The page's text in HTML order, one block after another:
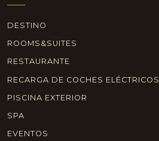
DESTINO
ROOMS&SUITES
RESTAURANTE
RECARGA DE COCHES ELÉCTRICOS
PISCINA EXTERIOR
SPA
EVENTOS